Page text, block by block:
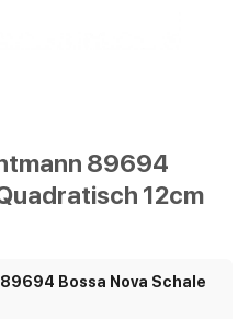
89694
12cm
Bossa Nova Schale